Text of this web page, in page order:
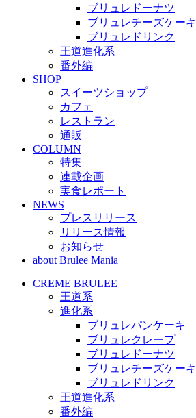
ブリュレドーナツ
ブリュレチーズケーキ
ブリュレドリンク
王道進化系
番外編
SHOP
スイーツショップ
カフェ
レストラン
通販
COLUMN
特集
連載企画
実食レポート
NEWS
プレスリリース
リリース情報
お知らせ
about Brulee Mania
CREME BRULEE
王道系
進化系
ブリュレパンケーキ
ブリュレクレープ
ブリュレドーナツ
ブリュレチーズケーキ
ブリュレドリンク
王道進化系
番外編